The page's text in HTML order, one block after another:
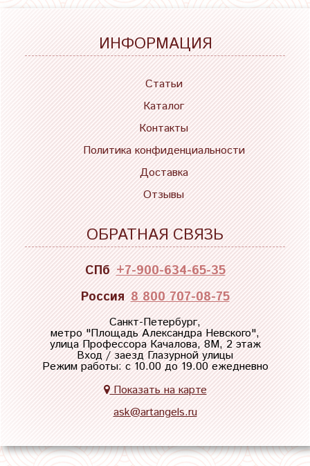
ИНФОРМАЦИЯ
Статьи
Каталог
Контакты
Политика конфиденциальности
Доставка
Отзывы
ОБРАТНАЯ СВЯЗЬ
СПб +7-900-634-65-35
Россия 8 800 707-08-75
Санкт-Петербург,
метро "Площадь Александра Невского",
улица Профессора Качалова, 8М, 2 этаж
Вход / заезд Глазурной улицы
Режим работы: с 10.00 до 19.00 ежедневно
Показать на карте
ask@artangels.ru